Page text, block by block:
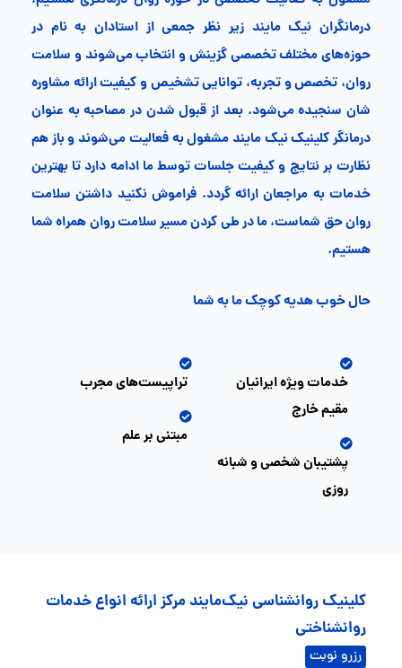
درمانگران نیک مایند زیر نظر جمعی از استادان به نام در
حوزه‌های مختلف تخصصی گزینش و انتخاب می‌شوند و سلامت
روان، تخصص و تجربه، توانایی تشخیص و کیفیت ارائه مشاوره
شان سنجیده می‌شود. بعد از قبول شدن در مصاحبه به عنوان
درمانگر کلینیک نیک مایند مشغول به فعالیت می‌شوند و باز هم
نظارت بر نتایج و کیفیت جلسات توسط ما ادامه دارد تا بهترین
خدمات به مراجعان ارائه گردد. فراموش نکنید داشتن سلامت
روان حق شماست، ما در طی کردن مسیر سلامت روان همراه شما
هستیم.
حال خوب هدیه کوچک ما به شما
خدمات ویژه ایرانیان
مقیم خارج
پشتیبان شخصی و شبانه
روزی
تراپیست‌های مجرب
مبتنی بر علم
کلینیک روانشناسی نیک‌مایند مرکز ارائه انواع خدمات
روانشناختی
رزرو نوبت